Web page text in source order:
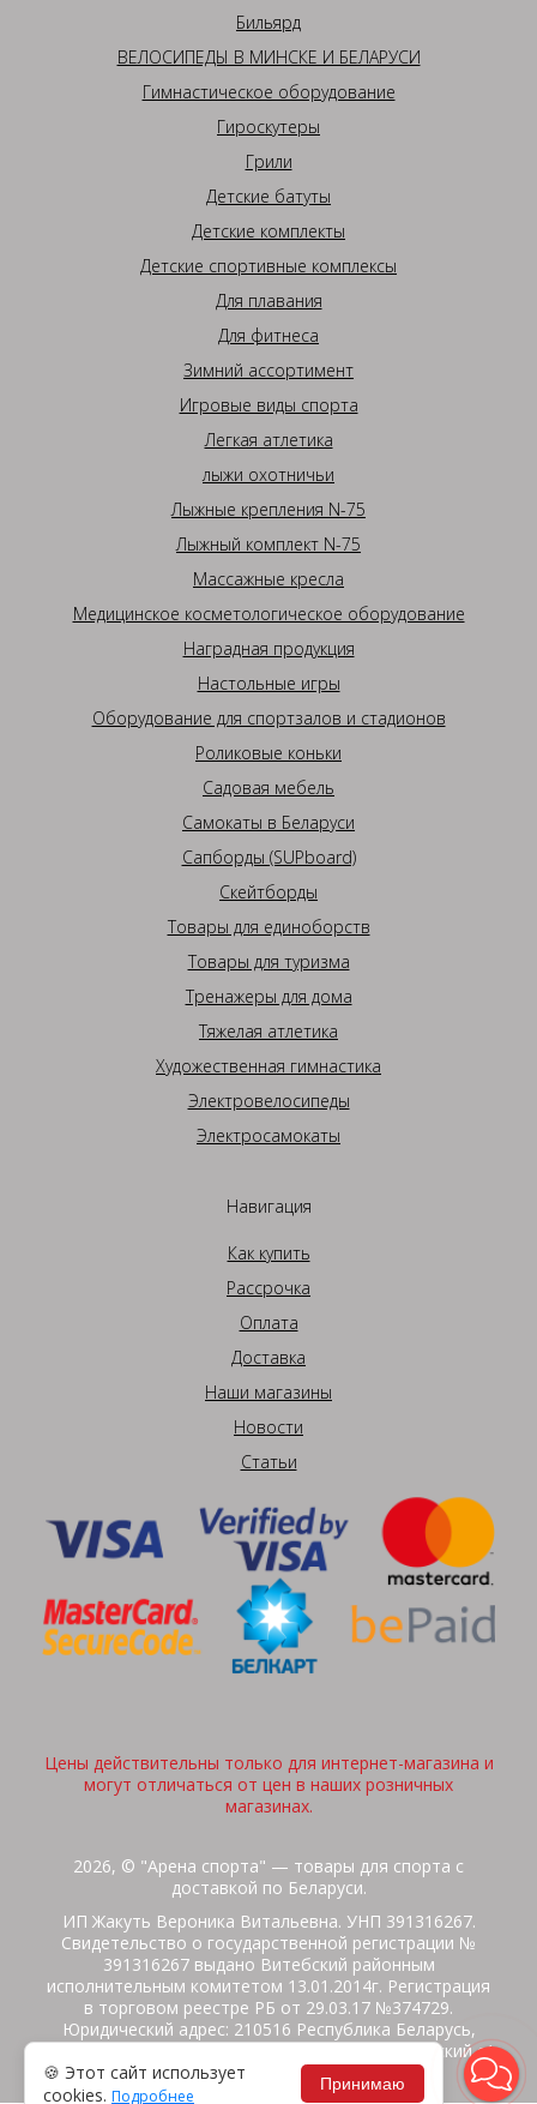
Бильярд
ВЕЛОСИПЕДЫ В МИНСКЕ И БЕЛАРУСИ
Гимнастическое оборудование
Гироскутеры
Грили
Детские батуты
Детские комплекты
Детские спортивные комплексы
Для плавания
Для фитнеса
Зимний ассортимент
Игровые виды спорта
Легкая атлетика
лыжи охотничьи
Лыжные крепления N-75
Лыжный комплект N-75
Массажные кресла
Медицинское косметологическое оборудование
Наградная продукция
Настольные игры
Оборудование для спортзалов и стадионов
Роликовые коньки
Садовая мебель
Самокаты в Беларуси
Сапборды (SUPboard)
Скейтборды
Товары для единоборств
Товары для туризма
Тренажеры для дома
Тяжелая атлетика
Художественная гимнастика
Электровелосипеды
Электросамокаты
Навигация
Как купить
Рассрочка
Оплата
Доставка
Наши магазины
Новости
Статьи
Цены действительны только для интернет-магазина и
могут отличаться от цен в наших розничных
магазинах.
2026, © "Арена спорта" — товары для спорта с
доставкой по Беларуси.
ИП Жакуть Вероника Витальевна. УНП 391316267.
Свидетельство о государственной регистрации №
391316267 выдано Витебский районным
исполнительным комитетом 13.01.2014г. Регистрация
в торговом реестре РБ от 29.03.17 №374729.
Юридический адрес: 210516 Республика Беларусь,
Витебская область, Витебский район, Бабиничский с/
с, аг.Ольгово, ул.Школьная
🍪 Этот сайт использует
cookies. Подробнее
Принимаю